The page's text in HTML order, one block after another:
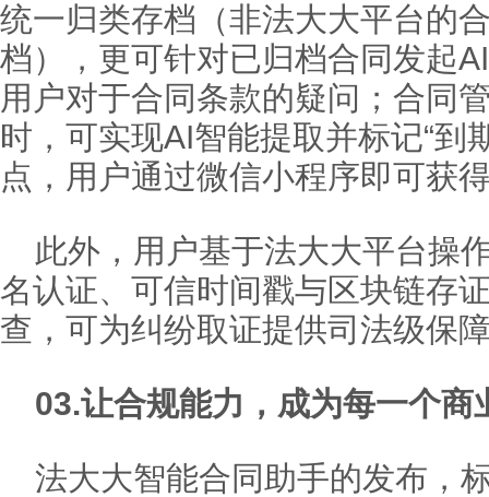
统一归类存档（非法大大平台的
档），更可针对已归档合同发起
用户对于合同条款的疑问；合同
时，可实现AI智能提取并标记“到
点，用户通过微信小程序即可获
此外，用户基于法大大平台操
名认证、可信时间戳与区块链存
查，可为纠纷取证提供司法级保
03.让合规能力，成为每一个商
法大大智能合同助手的发布，